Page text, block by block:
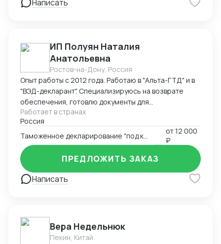
Написать
ИП Полуян Наталия
Анатольевна
Ростов-на-Дону, Россия
Опыт работы с 2012 года. Работаю в "Альта-ГТД" и в
"ВЭД-декларант". Специализируюсь на возврате
обеспечения, готовлю документы для
подтверждения таможенной стоимости с
вероятностью одобрения таможней 98%. Ищу
партнерство со специалистами по поиску товаров за
рубежом, перевозчиками - готов оформлять товары
вашим заказчикам на взаимовыгодных условиях.
Работает в странах
Россия
от12 000
₽
Написать
ПРЕДЛОЖИТЬ ЗАКАЗ
Вера Недельнюк
Пекин, Китай